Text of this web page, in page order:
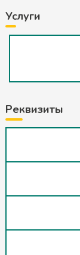
Услуги
Реквизиты